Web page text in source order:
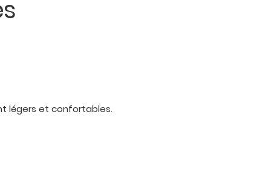
légers et confortables.